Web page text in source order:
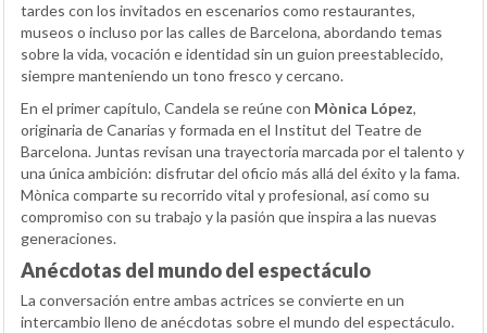
tardes con los invitados en escenarios como restaurantes,
museos o incluso por las calles de Barcelona, abordando temas
sobre la vida, vocación e identidad sin un guion preestablecido,
siempre manteniendo un tono fresco y cercano.
En el primer capítulo, Candela se reúne con Mònica López,
originaria de Canarias y formada en el Institut del Teatre de
Barcelona. Juntas revisan una trayectoria marcada por el talento y
una única ambición: disfrutar del oficio más allá del éxito y la fama.
Mònica comparte su recorrido vital y profesional, así como su
compromiso con su trabajo y la pasión que inspira a las nuevas
generaciones.
Anécdotas del mundo del espectáculo
La conversación entre ambas actrices se convierte en un
intercambio lleno de anécdotas sobre el mundo del espectáculo.